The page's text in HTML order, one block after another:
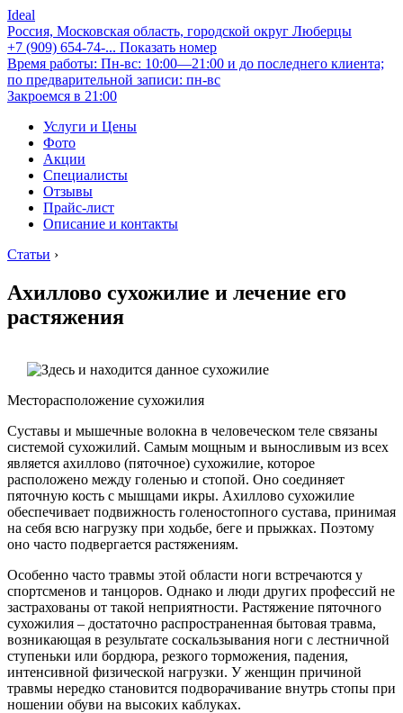
Ideal
Россия, Московская область, городской округ Люберцы
+7 (909) 654-74-... Показать номер
Время работы: Пн-вс: 10:00—21:00 и до последнего клиента;
по предварительной записи: пн-вс
Закроемся в 21:00
Услуги и Цены
Фото
Акции
Специалисты
Отзывы
Прайс-лист
Описание и контакты
Статьи ›
Ахиллово сухожилие и лечение его
растяжения
Месторасположение сухожилия
Суставы и мышечные волокна в человеческом теле связаны
системой сухожилий. Самым мощным и выносливым из всех
является ахиллово (пяточное) сухожилие, которое
расположено между голенью и стопой. Оно соединяет
пяточную кость с мышцами икры. Ахиллово сухожилие
обеспечивает подвижность голеностопного сустава, принимая
на себя всю нагрузку при ходьбе, беге и прыжках. Поэтому
оно часто подвергается растяжениям.
Особенно часто травмы этой области ноги встречаются у
спортсменов и танцоров. Однако и люди других профессий не
застрахованы от такой неприятности. Растяжение пяточного
сухожилия – достаточно распространенная бытовая травма,
возникающая в результате соскальзывания ноги с лестничной
ступеньки или бордюра, резкого торможения, падения,
интенсивной физической нагрузки. У женщин причиной
травмы нередко становится подворачивание внутрь стопы при
ношении обуви на высоких каблуках.